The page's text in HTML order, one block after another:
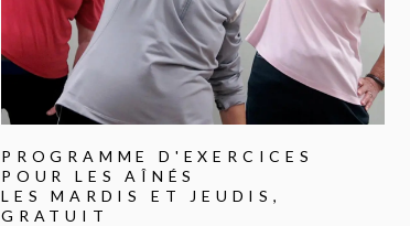
PROGRAMME D'EXERCICES
POUR LES AÎNÉS
LES MARDIS ET JEUDIS,
GRATUIT